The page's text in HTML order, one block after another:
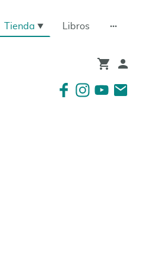
Tienda Libros